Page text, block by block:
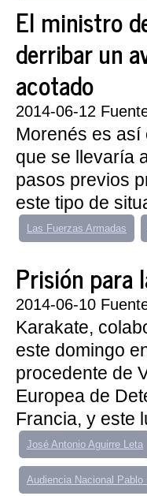
El ministro
derribar un
acotado
2014-06-12
Morenés es así
que se llevaría
pasos previos
este tipo de
Las Fuerzas Armadas
Prisión para
2014-06-10
Karakate,
este domingo
procedente de
Europea de
Francia, y este
José Antonio Aguirre Leta
Audiencia Nacional Pablo